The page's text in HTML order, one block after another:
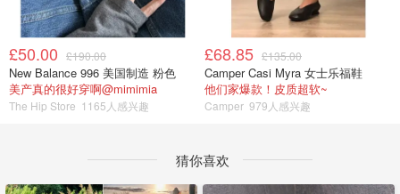
£50.00 £190.00
New Balance 996 美国制造 粉色
美产真的很好穿啊@mimimia
The Hip Store 1165人感兴趣
£68.85 £135.00
Camper Casi Myra 女士乐福鞋
他们家爆款！皮质超软~
Camper 979人感兴趣
猜你喜欢